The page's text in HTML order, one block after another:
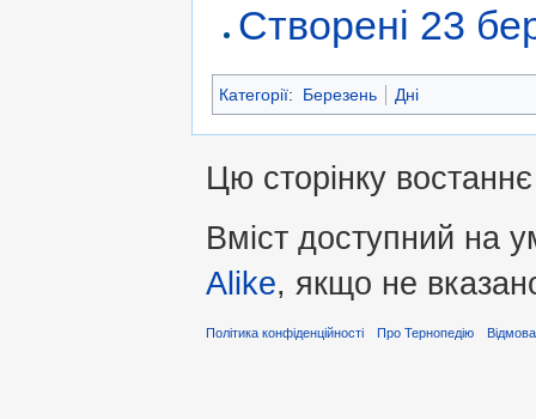
Створені 23
Категорії: Березень Дні
Цю сторінку
Вміст доступний на
Alike, якщо не
Політика конфіденційності Про Тернопедію Відмова